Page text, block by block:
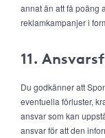
annat än att få poäng
reklamkampanjer i
11.
Du godkänner att
eventuella förluster,
ansvar som kan
ansvar för att den